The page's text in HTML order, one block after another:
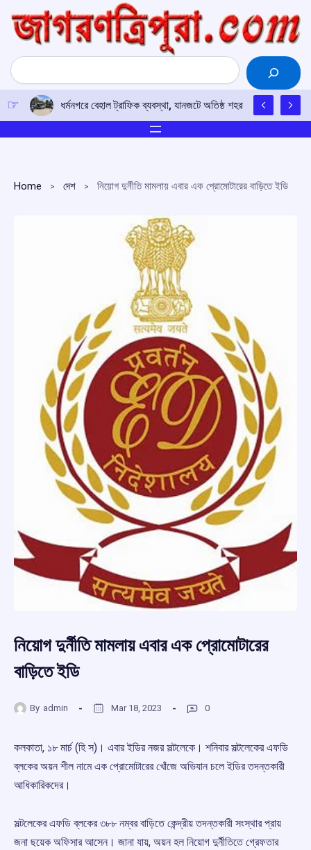
content
Search
ধর্মনগরে বেহাল ট্রাফিক ব্যবস্থা, যানজটে অতিষ্ঠ শহরবাসী, নজরদারির
Home দেশ নিয়োগ দুর্নীতি মামলায় এবার এক প্রোমোটারের বাড়িতে ইডি
নিয়োগ দুর্নীতি মামলায় এবার এক প্রোমোটারের
বাড়িতে ইডি
By admin Mar 18, 2023 0
কলকাতা, ১৮ মার্চ (হি স)। এবার ইডির নজর সল্টলেকে। শনিবার সল্টলেকের এফডি
ব্লকের অয়ন শীল নামে এক প্রোমোটারের খোঁজে অভিযান চলে ইডির তদন্তকারী
আধিকারিকদের।
সল্টলেকের এফডি ব্লকের ৩৮৮ নম্বর বাড়িতে কেন্দ্রীয় তদন্তকারী সংস্থার প্রায়
জনা ছয়েক অফিসার আসেন। জানা যায়, অয়ন হল নিয়োগ দুর্নীতিতে গ্রেফতার